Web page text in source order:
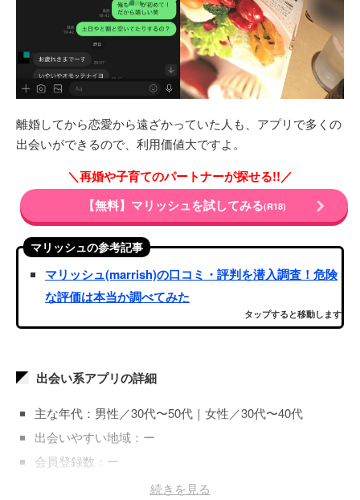
離婚してから恋愛から遠ざかっていた人も、アプリで多くの
出会いができるので、利用価値大ですよ。
＼再婚や子育てのパートナーが探せる!!／
【無料】マリッシュを試してみる(R18)
マリッシュの参考記事
マリッシュ(marrish)の口コミ・評判を潜入調査！危険
な評価は本当か調べてみた
タップすると移動します
出会い系アプリの詳細
主な年代：男性／30代〜50代｜女性／30代〜40代
出会いやすい地域：ー
会員登録数：ー
登録料金：男性／3,400円～｜女性／無料
続きを見る